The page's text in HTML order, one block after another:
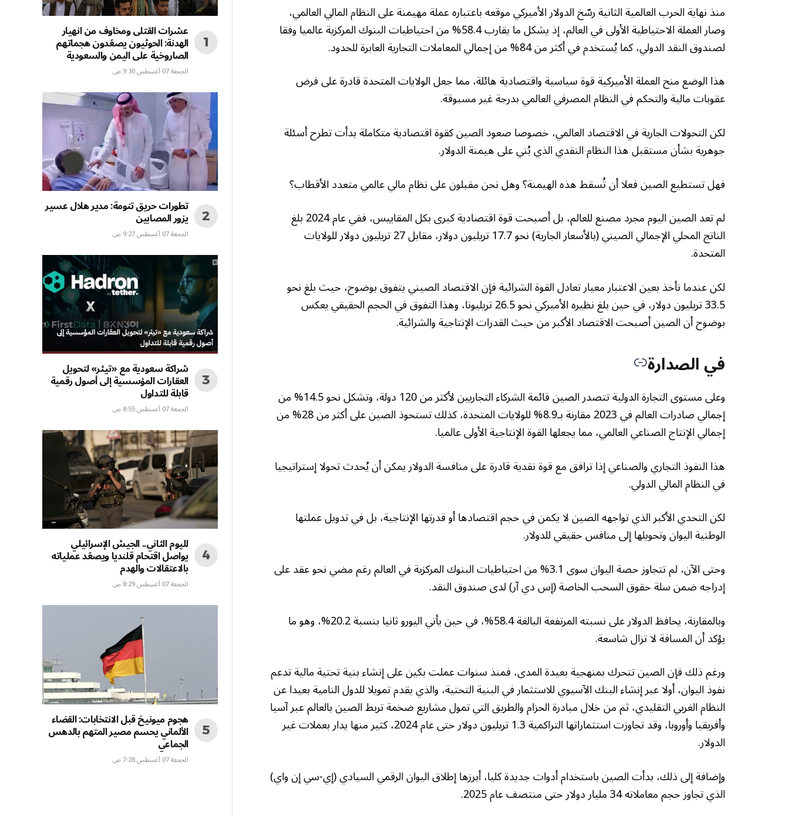
منذ نهاية الحرب العالمية الثانية رسّخ الدولار الأميركي موقعه باعتباره عملة مهيمنة على النظام المالي العالمي،
وصار العملة الاحتياطية الأولى في العالم، إذ يشكل ما يقارب 58.4% من احتياطيات البنوك المركزية عالميا وفقا
لصندوق النقد الدولي، كما يُستخدم في أكثر من 84% من إجمالي المعاملات التجارية العابرة للحدود.
هذا الوضع منح العملة الأميركية قوة سياسية واقتصادية هائلة، مما جعل الولايات المتحدة قادرة على فرض
عقوبات مالية والتحكم في النظام المصرفي العالمي بدرجة غير مسبوقة.
لكن التحولات الجارية في الاقتصاد العالمي، خصوصا صعود الصين كقوة اقتصادية متكاملة بدأت تطرح أسئلة
جوهرية بشأن مستقبل هذا النظام النقدي الذي بُني على هيمنة الدولار.
فهل تستطيع الصين فعلا أن تُسقط هذه الهيمنة؟ وهل نحن مقبلون على نظام مالي عالمي متعدد الأقطاب؟
لم تعد الصين اليوم مجرد مصنع للعالم، بل أصبحت قوة اقتصادية كبرى بكل المقاييس، ففي عام 2024 بلغ
الناتج المحلي الإجمالي الصيني (بالأسعار الجارية) نحو 17.7 تريليون دولار، مقابل 27 تريليون دولار للولايات
المتحدة.
لكن عندما نأخذ بعين الاعتبار معيار تعادل القوة الشرائية فإن الاقتصاد الصيني يتفوق بوضوح، حيث بلغ نحو
33.5 تريليون دولار، في حين بلغ نظيره الأميركي نحو 26.5 تريليونا، وهذا التفوق في الحجم الحقيقي يعكس
بوضوح أن الصين أصبحت الاقتصاد الأكبر من حيث القدرات الإنتاجية والشرائية.
في الصدارة
وعلى مستوى التجارة الدولية تتصدر الصين قائمة الشركاء التجاريين لأكثر من 120 دولة، وتشكل نحو 14.5% من
إجمالي صادرات العالم في 2023 مقارنة بـ8.9% للولايات المتحدة، كذلك تستحوذ الصين على أكثر من 28% من
إجمالي الإنتاج الصناعي العالمي، مما يجعلها القوة الإنتاجية الأولى عالميا.
هذا النفوذ التجاري والصناعي إذا ترافق مع قوة نقدية قادرة على منافسة الدولار يمكن أن يُحدث تحولا إستراتيجيا
في النظام المالي الدولي.
لكن التحدي الأكبر الذي تواجهه الصين لا يكمن في حجم اقتصادها أو قدرتها الإنتاجية، بل في تدويل عملتها
الوطنية اليوان وتحويلها إلى منافس حقيقي للدولار.
وحتى الآن، لم تتجاوز حصة اليوان سوى 3.1% من احتياطيات البنوك المركزية في العالم رغم مضي نحو عقد على
إدراجه ضمن سلة حقوق السحب الخاصة (إس دي آر) لدى صندوق النقد.
وبالمقارنة، يحافظ الدولار على نسبته المرتفعة البالغة 58.4%، في حين يأتي اليورو ثانيا بنسبة 20.2%، وهو ما
يؤكد أن المسافة لا تزال شاسعة.
ورغم ذلك فإن الصين تتحرك بمنهجية بعيدة المدى، فمنذ سنوات عملت بكين على إنشاء بنية تحتية مالية تدعم
نفوذ اليوان، أولا عبر إنشاء البنك الآسيوي للاستثمار في البنية التحتية، والذي يقدم تمويلا للدول النامية بعيدا عن
النظام الغربي التقليدي، ثم من خلال مبادرة الحزام والطريق التي تمول مشاريع ضخمة تربط الصين بالعالم عبر آسيا
وأفريقيا وأوروبا، وقد تجاوزت استثماراتها التراكمية 1.3 تريليون دولار حتى عام 2024، كثير منها يدار بعملات غير
الدولار.
وإضافة إلى ذلك، بدأت الصين باستخدام أدوات جديدة كليا، أبرزها إطلاق اليوان الرقمي السيادي (إي-سي إن واي)
الذي تجاوز حجم معاملاته 34 مليار دولار حتى منتصف عام 2025.
عشرات القتلى ومخاوف من انهيار
الهدنة: الحوثيون يصعّدون هجماتهم
الصاروخية على اليمن والسعودية
الجمعة 07 أغسطس 9:30 ص
تطورات حريق تنومة: مدير هلال عسير
يزور المصابين
الجمعة 07 أغسطس 9:27 ص
شراكة سعودية مع «تيثر» لتحويل
العقارات المؤسسية إلى أصول رقمية
قابلة للتداول
الجمعة 07 أغسطس 8:55 ص
لليوم الثاني.. الجيش الإسرائيلي
يواصل اقتحام قلنديا ويصعّد عملياته
بالاعتقالات والهدم
الجمعة 07 أغسطس 8:29 ص
هجوم ميونيخ قبل الانتخابات: القضاء
الألماني يحسم مصير المتهم بالدهس
الجماعي
الجمعة 07 أغسطس 7:28 ص